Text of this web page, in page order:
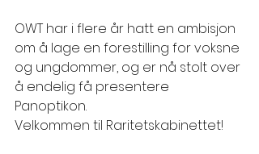
OWT har i flere år hatt en ambisjon
om å lage en forestilling for voksne
og ungdommer, og er nå stolt over
å endelig få presentere
Panoptikon.
Velkommen til Raritetskabinettet!